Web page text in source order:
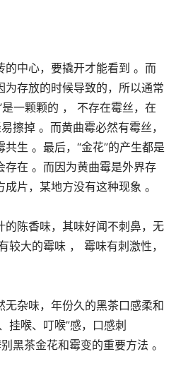
的中心，要撬开才能看到 。而
存放的时候导致的，所以通常
一颗颗的 ， 不存在霉丝，在
擦掉 。而黄曲霉必然有霉丝，
生 。最后，“金花”的产生都是
存在 。而因为黄曲霉是外界存
片，某地方没有这种现象 。
的陈香味，其味好闻不刺鼻，无
较大的霉味 ， 霉味有刺激性，
杂味，年份久的黑茶口感柔和
挂喉、叮喉”感，口感刺
黑茶金花和霉变的重要方法 。